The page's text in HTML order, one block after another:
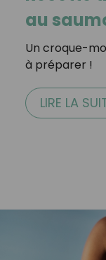
au
Un croque-
à préparer !
LIRE LA